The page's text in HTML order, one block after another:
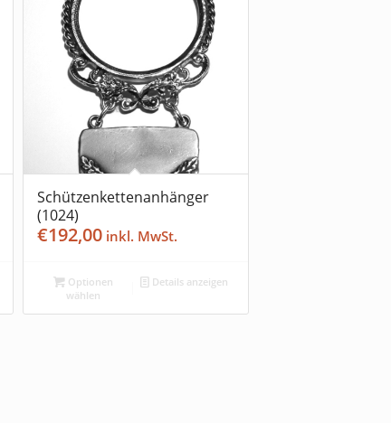
Schützenkettenanhänger
(1024)
€192,00
Optionen
wählen
Details anzeigen